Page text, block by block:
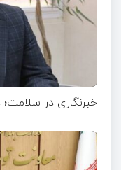
خبرنگاری در